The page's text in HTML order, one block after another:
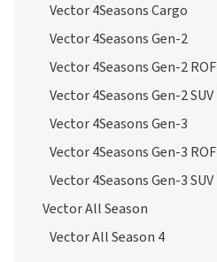
Vector 4Seasons Cargo
Vector 4Seasons Gen-2
Vector 4Seasons Gen-2 ROF
Vector 4Seasons Gen-2 SUV
Vector 4Seasons Gen-3
Vector 4Seasons Gen-3 ROF
Vector 4Seasons Gen-3 SUV
Vector All Season
Vector All Season 4